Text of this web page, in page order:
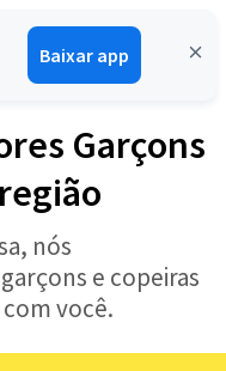
Baixar app
Entrar
Garçons
nós
e copeiras
você.